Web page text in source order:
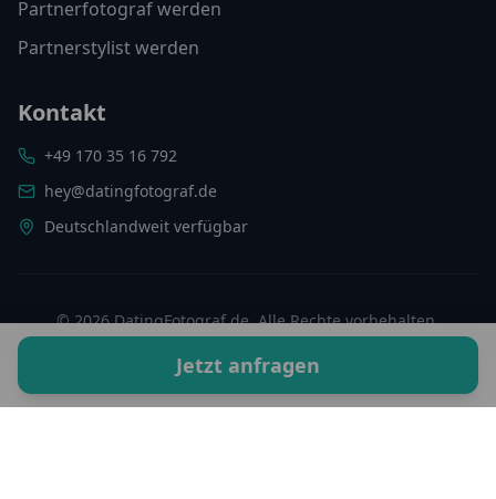
Partnerfotograf werden
Partnerstylist werden
Kontakt
+49 170 35 16 792
hey@datingfotograf.de
Deutschlandweit verfügbar
©2026DatingFotograf.de. Alle Rechte vorbehalten.
Impressum
Datenschutz
Jetzt anfragen